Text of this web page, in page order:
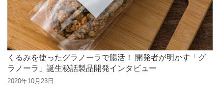
くるみを使ったグラノーラで腸活！ 開発者が明かす「グ
ラノーラ」誕生秘話製品開発インタビュー
2020年10月23日